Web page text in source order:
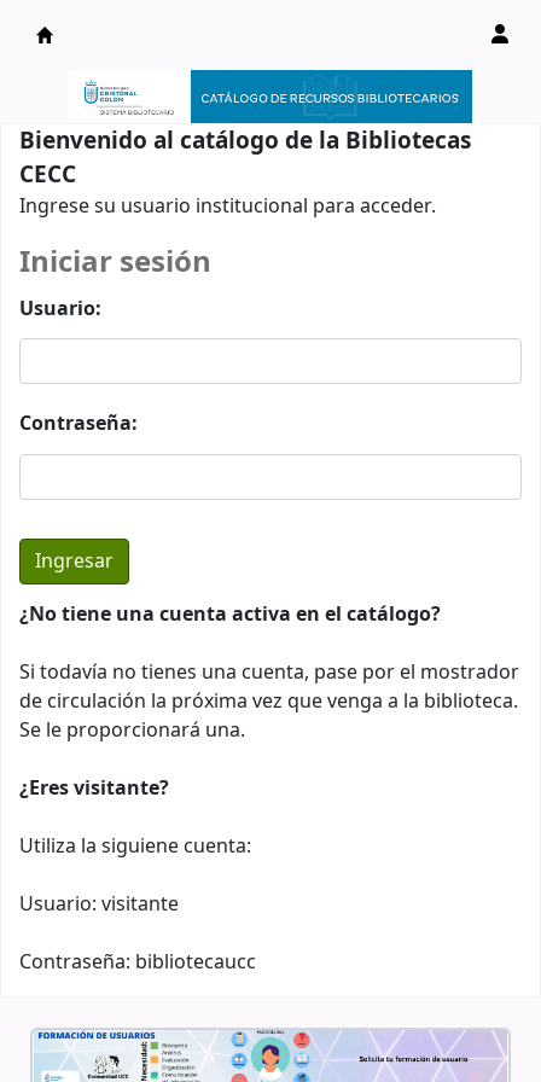
Catálogo en línea
Bienvenido al catálogo de la Bibliotecas
CECC
Ingrese su usuario institucional para acceder.
Iniciar sesión
Usuario:
Contraseña:
¿No tiene una cuenta activa en el catálogo?
Si todavía no tienes una cuenta, pase por el mostrador
de circulación la próxima vez que venga a la biblioteca.
Se le proporcionará una.
¿Eres visitante?
Utiliza la siguiene cuenta:
Usuario: visitante
Contraseña: bibliotecaucc